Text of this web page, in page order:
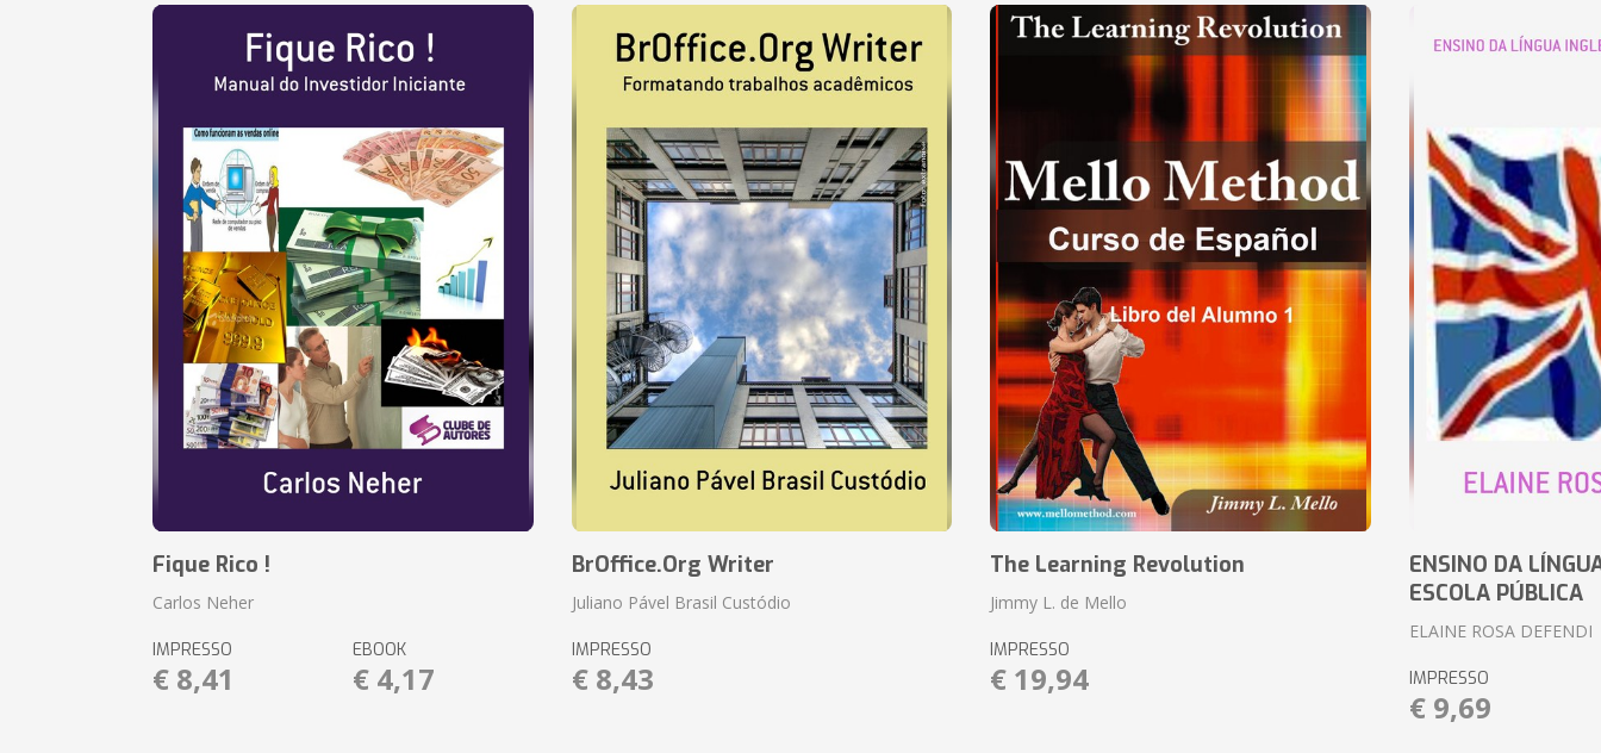
Fique Rico !
Carlos Neher
IMPRESSO
€ 8,41
EBOOK
€ 4,17
BrOffice.Org Writer
Juliano Pável Brasil Custódio
IMPRESSO
€ 8,43
The Learning Revolution
Jimmy L. de Mello
IMPRESSO
€ 19,94
ENSINO DA
ESCOLA PÚBLICA
ELAINE ROSA DEFENDI
IMPRESSO
€ 9,69